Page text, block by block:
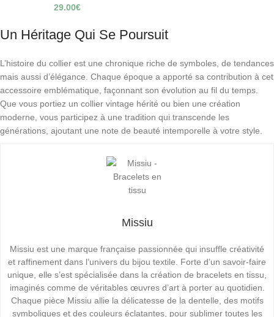
29.00€
Un Héritage Qui Se Poursuit
L’histoire du collier est une chronique riche de symboles, de tendances
mais aussi d’élégance. Chaque époque a apporté sa contribution à cet
accessoire emblématique, façonnant son évolution au fil du temps.
Que vous portiez un collier vintage hérité ou bien une création
moderne, vous participez à une tradition qui transcende les
générations, ajoutant une note de beauté intemporelle à votre style.
Missiu
Missiu est une marque française passionnée qui insuffle créativité
et raffinement dans l’univers du bijou textile. Forte d’un savoir-faire
unique, elle s’est spécialisée dans la création de bracelets en tissu,
imaginés comme de véritables œuvres d’art à porter au quotidien.
Chaque pièce Missiu allie la délicatesse de la dentelle, des motifs
symboliques et des couleurs éclatantes, pour sublimer toutes les